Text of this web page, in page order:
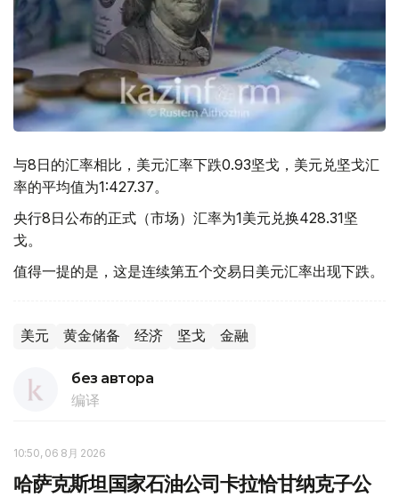
与8日的汇率相比，美元汇率下跌0.93坚戈，美元兑坚戈汇
率的平均值为1:427.37。
央行8日公布的正式（市场）汇率为1美元兑换428.31坚
戈。
值得一提的是，这是连续第五个交易日美元汇率出现下跌。
美元 黄金储备 经济 坚戈 金融
без автора
编译
10:50, 06 8月 2026
哈萨克斯坦国家石油公司卡拉恰甘纳克子公